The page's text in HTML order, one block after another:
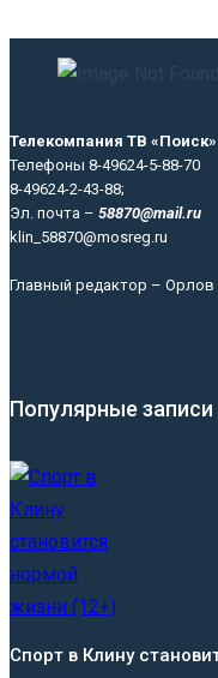
Телекомпания ТВ «Поиск»
Телефоны 8-49624-5-88-70
8-49624-2-43-88;
Эл. почта – 58870@mail.ru
klin_58870@mosreg.ru
Главный редактор –
Популярные записи
Спорт в Клину